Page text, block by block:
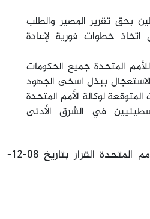
بحق تقرير المصير والطلب
اتخاذ خطوات فورية لإعادة
المتحدة جميع الحكومات
ببذل اسخى الجهود
لوكالة الأمم المتحدة
في الشرق الأدنى
تبنت الجمعية العامة للأمم المتحدة القرار بتاريخ 08-12-